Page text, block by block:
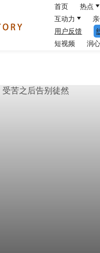
首页 热点
互动力
用户反馈
短视频
润